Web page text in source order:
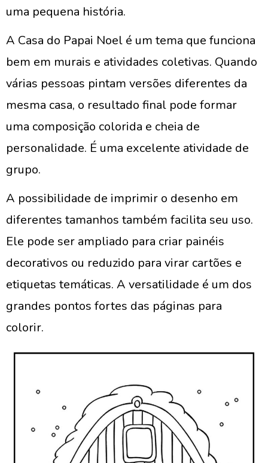
uma pequena história.
A Casa do Papai Noel é um tema que funciona
bem em murais e atividades coletivas. Quando
várias pessoas pintam versões diferentes da
mesma casa, o resultado final pode formar
uma composição colorida e cheia de
personalidade. É uma excelente atividade de
grupo.
A possibilidade de imprimir o desenho em
diferentes tamanhos também facilita seu uso.
Ele pode ser ampliado para criar painéis
decorativos ou reduzido para virar cartões e
etiquetas temáticas. A versatilidade é um dos
grandes pontos fortes das páginas para
colorir.